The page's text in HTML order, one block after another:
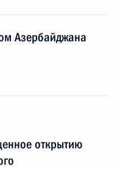
Азербайджана
открытию